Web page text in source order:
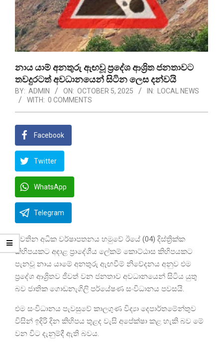
නාය යාම් අනතුරු ඇඟවූ ප්‍රදේශ ආශ්‍රිත ජනතාවට
තවදුරටත් අවධානයෙන් සිටින ලෙස දන්වයි
BY: ADMIN ON: OCTOBER 5, 2025 IN:
LOCAL NEWS
WITH: 0 COMMENTS
Facebook
Twitter
WhatsApp
Telegram
පවතින අධික වර්ෂාපතනය හමුවේ ඊයේ (04) දිස්ත්‍රික්ක
කිහිපයකට අදාළ ප්‍රාදේශීය ලේකම් කොට්ඨාස කිහිපයකට
පැනවූ නාය යාමේ අනතුරු ඇඟවීම් නිවේදනය අනුව එම
ප්‍රදේශ ආශ්‍රිතව ජීවත් වන ජනතාව අවධානයෙන් සිටිය යුතු
බව ජාතික ගොඩනැගිලි පර්යේෂණ සංවිධානය පවසයි.
එම සංවිධානය පැවසුවේ කාලගුණ විද්‍යා දෙපාර්තමේන්තුව
විසින් ඉදිරි දින කිහිපය තුළද වැසි අපේක්ෂා කළ හැකි බව මේ
වන විට දැනුම්දී ඇති බවය.